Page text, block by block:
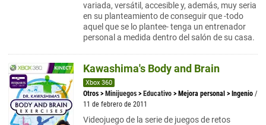
variada, versátil, accesible y, además, muy seria
en su planteamiento de conseguir que -todo
aquel que se lo plantee- tenga un entrenador
personal a medida dentro del salón de su casa.
Kawashima's Body and Brain
Xbox 360
Otros > Minijuegos > Educativo > Mejora personal > Ingenio /
11 de febrero de 2011
Videojuego de la serie de juegos de retos